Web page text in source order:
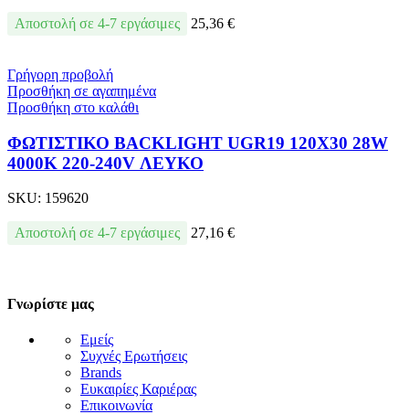
Αποστολή σε 4-7 εργάσιμες 25,36 €
Γρήγορη προβολή
Προσθήκη σε αγαπημένα
Προσθήκη στο καλάθι
ΦΩΤΙΣΤΙΚΟ BACKLIGΗΤ UGR19 120X30 28W
4000Κ 220-240V ΛΕΥΚΟ
SKU: 159620
Αποστολή σε 4-7 εργάσιμες 27,16 €
Γνωρίστε μας
Εμείς
Συχνές Ερωτήσεις
Brands
Ευκαιρίες Καριέρας
Επικοινωνία